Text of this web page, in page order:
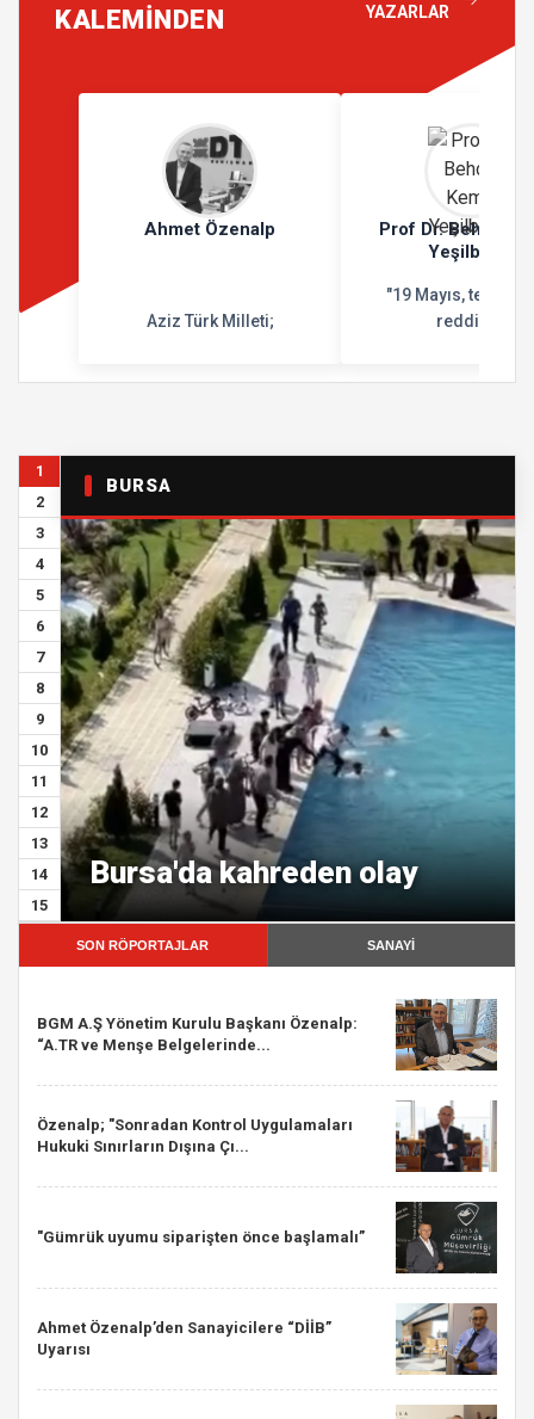
KALEMİNDEN
YAZARLAR
Ahmet Özenalp
Aziz Türk Milleti;
Prof Dr. Behçet
Yeşilbursa
"19 Mayıs,
reddidir"
1
2
3
4
5
6
7
8
9
10
11
12
13
14
15
BURSA
Bursa'da kahreden olay
SON RÖPORTAJLAR SANAYİ
BGM A.Ş Yönetim Kurulu Başkanı Özenalp:
“A.TR ve Menşe Belgelerinde...
Özenalp; "Sonradan Kontrol Uygulamaları
Hukuki Sınırların Dışına Çı...
"Gümrük uyumu siparişten önce başlamalı”
Ahmet Özenalp’den Sanayicilere “DİİB”
Uyarısı